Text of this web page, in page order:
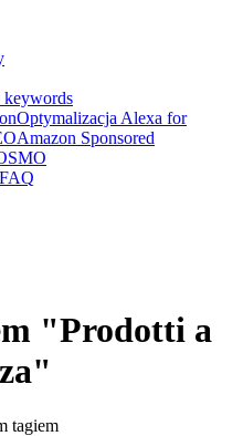
keywords
Optymalizacja Alexa for
Amazon Sponsored
FAQ
"Prodotti a
tagiem